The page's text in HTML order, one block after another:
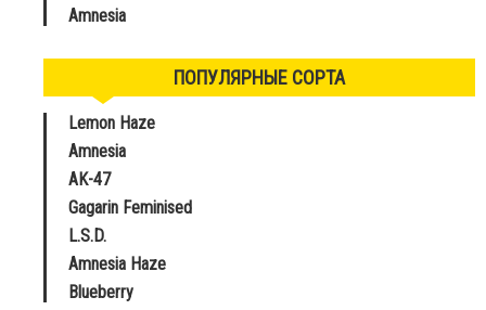
Amnesia
ПОПУЛЯРНЫЕ СОРТА
Lemon Haze
Amnesia
AK-47
Gagarin Feminised
L.S.D.
Amnesia Haze
Blueberry